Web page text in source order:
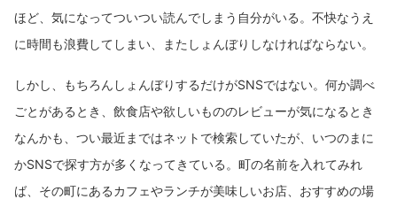
ほど、気になってついつい読んでしまう自分がいる。不快なうえ
に時間も浪費してしまい、またしょんぼりしなければならない。
しかし、もちろんしょんぼりするだけがSNSではない。何か調べ
ごとがあるとき、飲食店や欲しいもののレビューが気になるとき
なんかも、つい最近まではネットで検索していたが、いつのまに
かSNSで探す方が多くなってきている。町の名前を入れてみれ
ば、その町にあるカフェやランチが美味しいお店、おすすめの場